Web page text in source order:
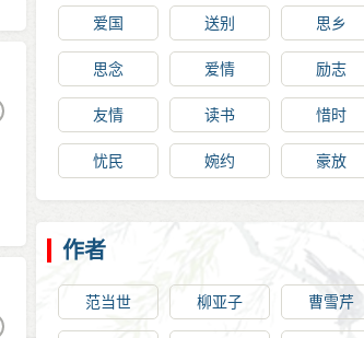
爱国 送别 思乡
思念 爱情 励志
友情 读书 惜时
忧民 婉约 豪放
作者
范当世 柳亚子 曹雪芹